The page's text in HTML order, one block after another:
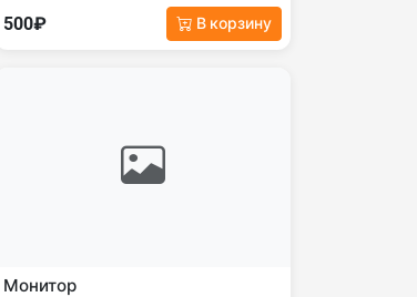
500₽ В корзину
Монитор